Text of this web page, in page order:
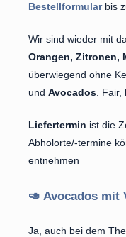
Bestellformularbis
Wir sind wieder mit
Orangen, Zitronen,
überwiegend ohne
und Avocados. Fair,
Liefertermin ist die
Abholorte/-termine
entnehmen
🥑 Avocados mit
Ja, auch bei dem